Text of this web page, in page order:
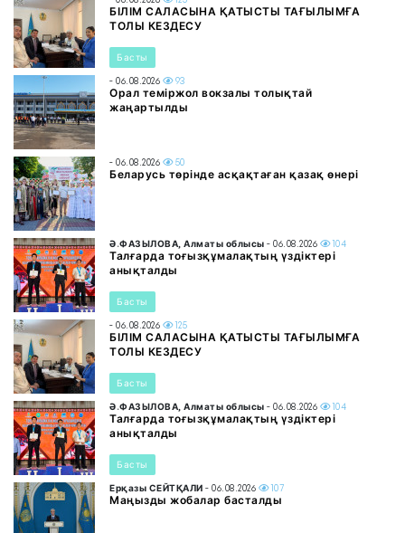
БІЛІМ САЛАСЫНА ҚАТЫСТЫ ТАҒЫЛЫМҒА
ТОЛЫ КЕЗДЕСУ
Басты
- 06.08.2026 93
Орал теміржол вокзалы толықтай
жаңартылды
- 06.08.2026 50
Беларусь төрінде асқақтаған қазақ өнері
Ә.ФАЗЫЛОВА, Алматы облысы - 06.08.2026 104
Талғарда тоғызқұмалақтың үздіктері
анықталды
Басты
- 06.08.2026 125
БІЛІМ САЛАСЫНА ҚАТЫСТЫ ТАҒЫЛЫМҒА
ТОЛЫ КЕЗДЕСУ
Басты
Ә.ФАЗЫЛОВА, Алматы облысы - 06.08.2026 104
Талғарда тоғызқұмалақтың үздіктері
анықталды
Басты
Ерқазы СЕЙТҚАЛИ - 06.08.2026 107
Маңызды жобалар басталды